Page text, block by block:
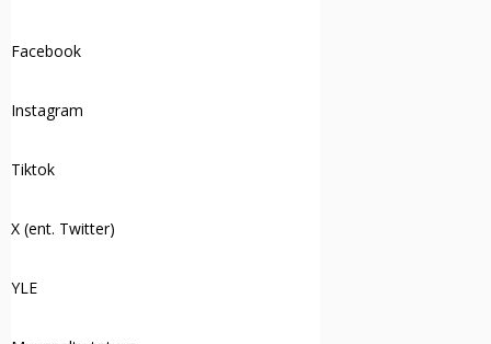
Facebook
Instagram
Tiktok
X (ent. Twitter)
YLE